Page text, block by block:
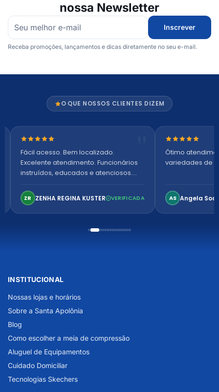
nossa Newsletter
Inscrever
Receba promoções, lançamentos e dicas diretamente no seu e-mail.
O QUE NOSSOS CLIENTES DIZEM
Nota 5 de 5 estrelas
Fácil acesso. Bem localizado.
Excelente atendimento. Funcionários
instruídos, educados e atenciosos.
confortável. Perfeito!
ZR ZENHA REGINA KUSTER VERIFICADA
Nota 5 de 5
Ótimo
variedades de
AS Angela
INSTITUCIONAL
Nossas lojas e horários
Sobre a Santa Apolônia
Blog
Como escolher a meia de compressão
Aluguel de Equipamentos
Cuidado Domiciliar
Tecnologias Skechers